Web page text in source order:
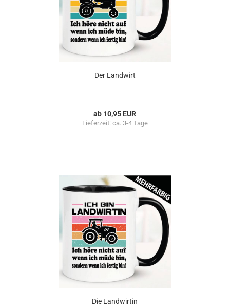
Der Landwirt
ab 10,95 EUR
Lieferzeit: ca. 3-4 Tage
Die Landwirtin